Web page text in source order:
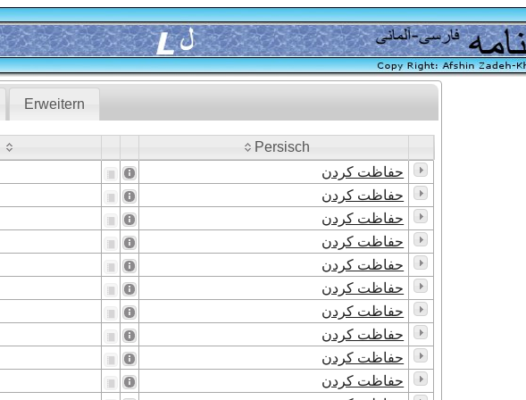
Erweitern
Persisch
حفاظت کردن
حفاظت کردن
حفاظت کردن
حفاظت کردن
حفاظت کردن
حفاظت کردن
حفاظت کردن
حفاظت کردن
حفاظت کردن
حفاظت کردن